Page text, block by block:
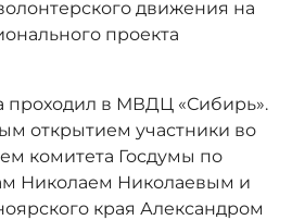
движения на
проекта
проходил в МВДЦ «Сибирь».
открытием участники во
комитета Госдумы по
Николаем Николаевым и
края Александром